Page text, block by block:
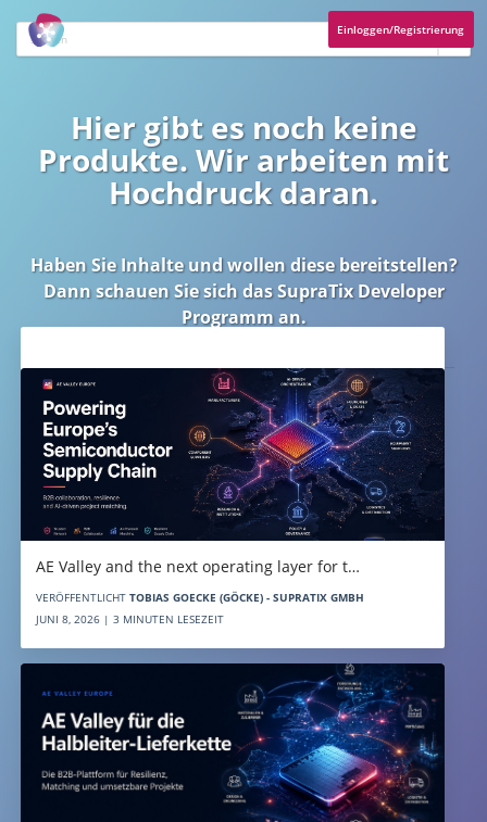
Einloggen/Registrierung
Hier gibt es noch keine
Produkte. Wir arbeiten mit
Hochdruck daran.
Haben Sie Inhalte und wollen diese bereitstellen?
Dann schauen Sie sich dasSupraTix Developer
Programman.
AE Valley and the next operating layer for t…
VERÖFFENTLICHT TOBIAS GOECKE (GÖCKE) - SUPRATIX GMBH
JUNI 8, 2026 | 3 MINUTEN LESEZEIT